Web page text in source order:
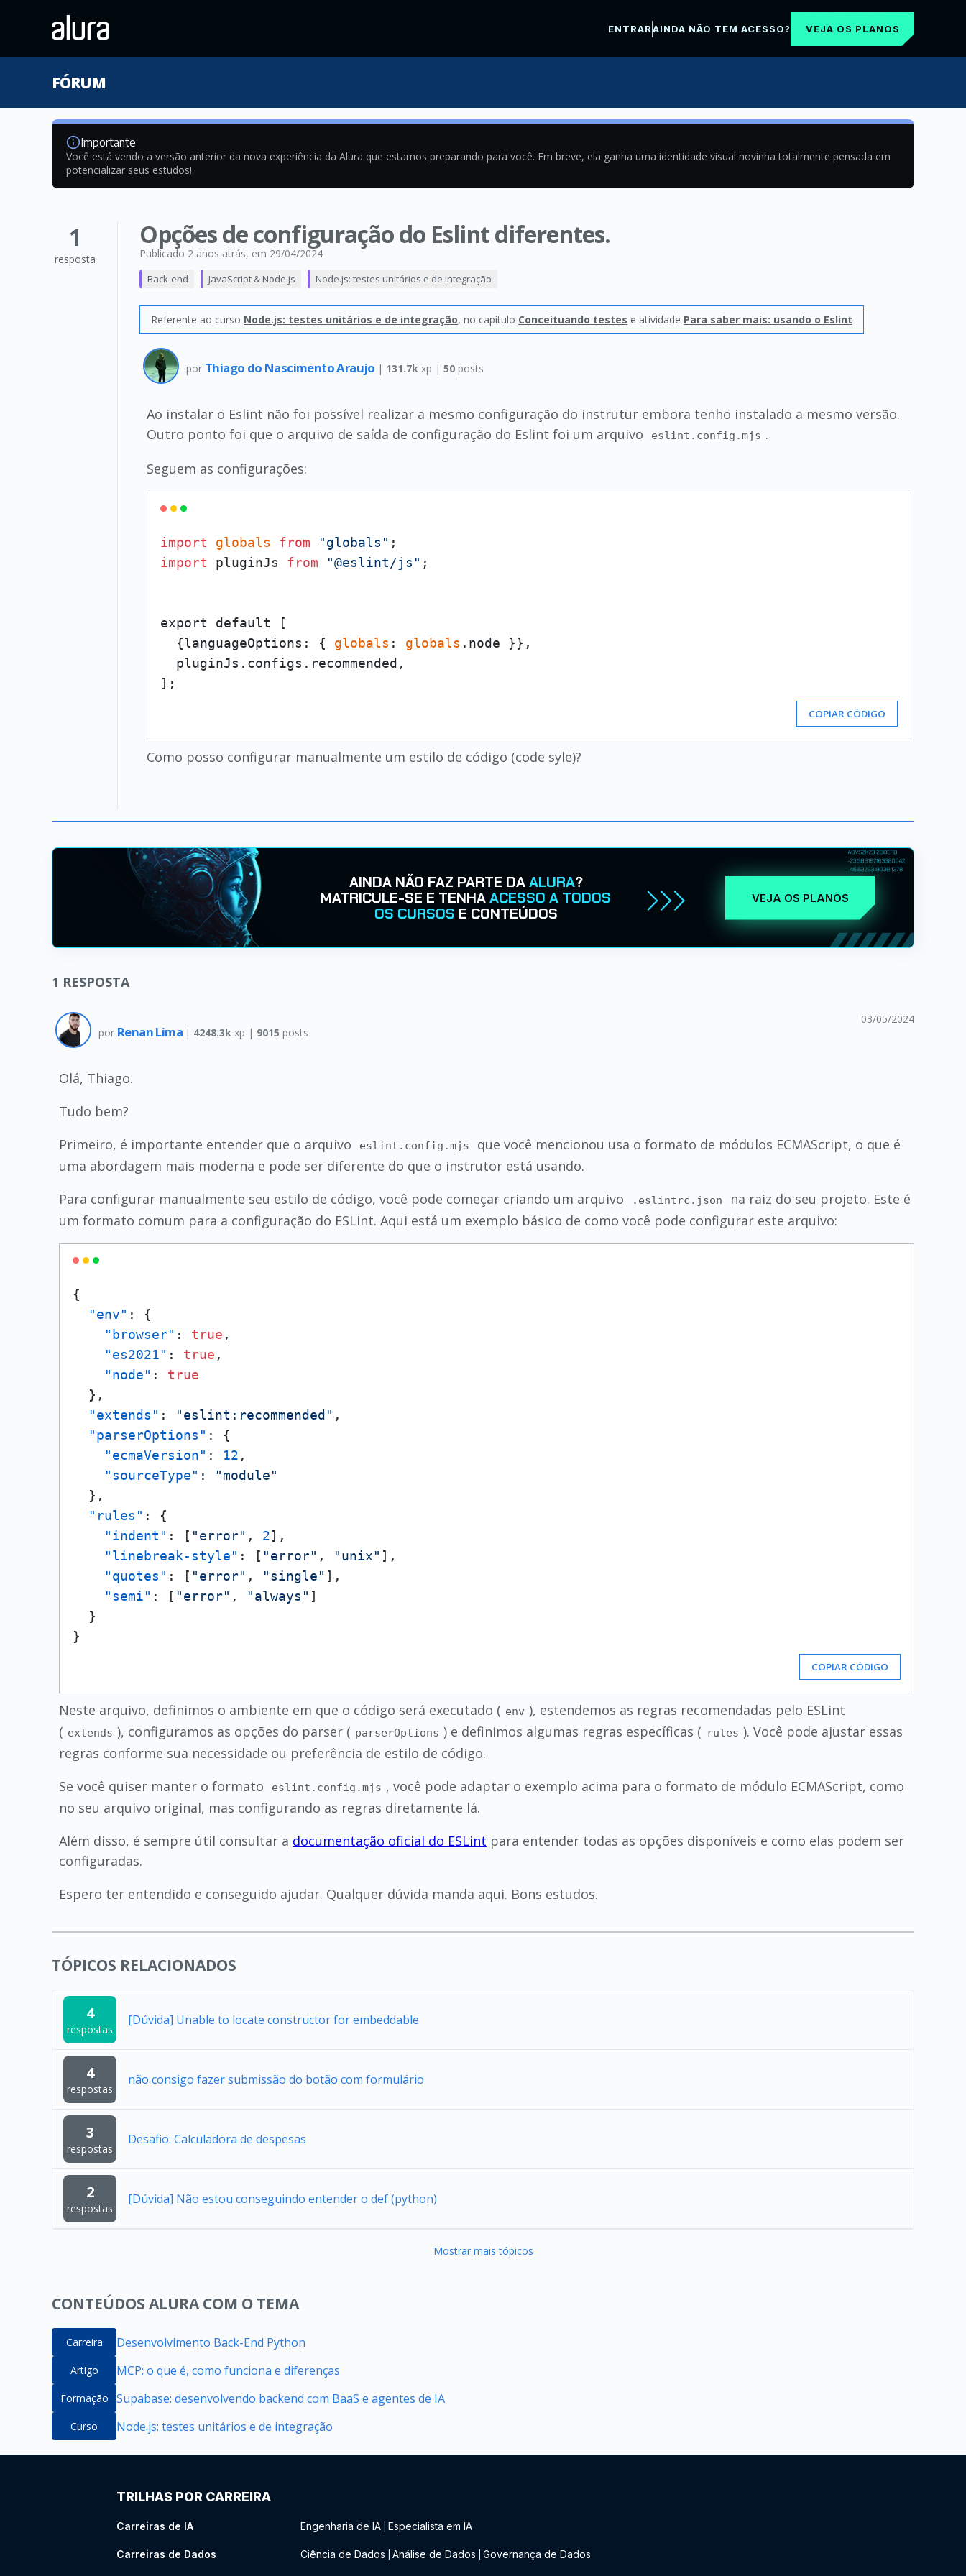
ENTRARAINDA NÃO TEM ACESSO? VEJA OS PLANOS
FÓRUM
Importante
Você está vendo a versão anterior da nova experiência da Alura que estamos preparando para você. Em breve, ela ganha uma identidade visual novinha totalmente pensada em
potencializar seus estudos!
1
resposta
Opções de configuração do Eslint diferentes.
Publicado 2 anos atrás, em 29/04/2024
Back-end JavaScript & Node.js Node.js: testes unitários e de integração
Referente ao curso Node.js: testes unitários e de integração, no capítulo Conceituando testes e atividade Para saber mais: usando o Eslint
por Thiago do Nascimento Araujo | 131.7k xp |50 posts
Ao instalar o Eslint não foi possível realizar a mesmo configuração do instrutur embora tenho instalado a mesmo versão.
Outro ponto foi que o arquivo de saída de configuração do Eslint foi um arquivo
eslint.config.mjs .
Seguem as configurações:
import globals from "globals"
import pluginJs from "@eslint/js" ;
export default [
  {languageOptions: {
globals : globals .node }},
  pluginJs.configs.recommended,
COPIAR CÓDIGO
Como posso configurar manualmente um estilo de código (code syle)?
AINDA NÃO FAZ PARTE DAALURA?
MATRICULE-SE E TENHAACESSO A TODOS
OS CURSOS E CONTEÚDOS
VEJA OS PLANOS
1 RESPOSTA
por Renan Lima | 4248.3k xp | 9015 posts
03/05/2024
Olá, Thiago.
Tudo bem?
Primeiro, é importante entender que o arquivo
eslint.config.mjs
que você mencionou usa o formato de módulos ECMAScript, o que é
uma abordagem mais moderna e pode ser diferente do que o instrutor está usando.
Para configurar manualmente seu estilo de código, você pode começar criando um arquivo
.eslintrc.json
na raiz do seu projeto. Este é
um formato comum para a configuração do ESLint. Aqui está um exemplo básico de como você pode configurar este arquivo:
{
"env" :
{
"browser" : true ,
"es2021" : true ,
"node" :
true
} ,
"extends" : "eslint:recommended" ,
"parserOptions" :
{
"ecmaVersion" : 12 ,
"sourceType" :
"module"
} ,
"rules" :
{
"indent" : [ "error" , 2] ,
"linebreak-style" : [ "error" , "unix" ] ,
"quotes" : [ "error" , "single" ] ,
"semi" : [ "error" , "always" ]
}
}
COPIAR CÓDIGO
Neste arquivo, definimos o ambiente em que o código será executado ( env ), estendemos as regras recomendadas pelo ESLint
( extends ), configuramos as opções do parser ( parserOptions ) e definimos algumas regras específicas ( rules ). Você pode ajustar essas
regras conforme sua necessidade ou preferência de estilo de código.
Se você quiser manter o formato
eslint.config.mjs , você pode adaptar o exemplo acima para o formato de módulo ECMAScript, como
no seu arquivo original, mas configurando as regras diretamente lá.
Além disso, é sempre útil consultar a documentação oficial do ESLint para entender todas as opções disponíveis e como elas podem ser
configuradas.
Espero ter entendido e conseguido ajudar. Qualquer dúvida manda aqui. Bons estudos.
TÓPICOS RELACIONADOS
4
respostas
[Dúvida] Unable to locate constructor for embeddable
4
respostas
não consigo fazer submissão do botão com formulário
3
respostas
Desafio: Calculadora de despesas
2
respostas
[Dúvida] Não estou conseguindo entender o def (python)
Mostrar mais tópicos
CONTEÚDOS ALURA COM O TEMA
Carreira Desenvolvimento Back-End Python
Artigo MCP: o que é, como funciona e diferenças
Formação Supabase: desenvolvendo backend com BaaS e agentes de IA
Curso Node.js: testes unitários e de integração
TRILHAS POR CARREIRA
Carreiras de IA Engenharia de IA Especialista em IA
Carreiras de Dados Ciência de Dados Análise de Dados Governança de Dados